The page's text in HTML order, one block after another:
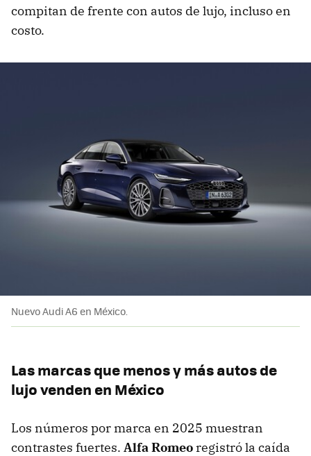
compitan de frente con autos de lujo, incluso en
costo.
Nuevo Audi A6 en México.
Las marcas que menos y más autos de
lujo venden en México
Los números por marca en 2025 muestran
contrastes fuertes. Alfa Romeo registró la caída